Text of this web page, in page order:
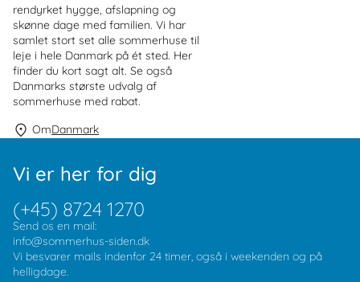
rendyrket hygge, afslapning og
skønne dage med familien. Vi har
samlet stort set alle sommerhuse til
leje i hele Danmark på ét sted. Her
finder du kort sagt alt. Se også
Danmarks største udvalg af
sommerhuse med rabat.
OmDanmark
Vi er her for dig
(+45) 8724 1270
Send os en mail:
info@sommerhus-siden.dk
Vi besvarer mails indenfor 24 timer, også i weekenden og på
helligdage.